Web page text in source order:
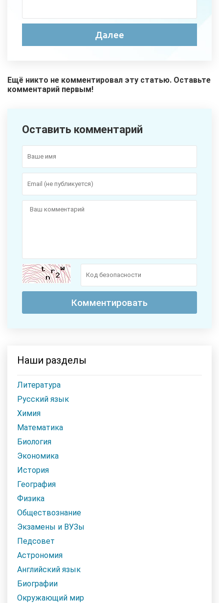
Ещё никто не комментировал эту статью. Оставьте
комментарий первым!
Оставить комментарий
Наши разделы
Литература
Русский язык
Химия
Математика
Биология
Экономика
История
География
Физика
Обществознание
Экзамены и ВУЗы
Педсовет
Астрономия
Английский язык
Биографии
Окружающий мир